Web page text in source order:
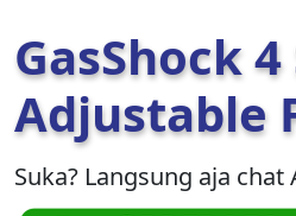
GasShock
Adjustable
Suka? Langsung aja chat